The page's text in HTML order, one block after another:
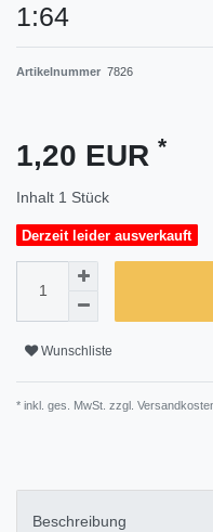
1:64
Artikelnummer 7826
1,20 EUR *
Inhalt 1 Stück
Derzeit leider ausverkauft
Wunschliste
* inkl. ges. MwSt. zzgl.
Beschreibung